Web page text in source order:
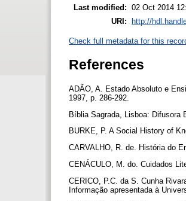
Last modified: 02 Oct 2014
URI:
http://
Check full metadata for this
References
ADÃO, A. Estado Absoluto e
1997, p. 286-292.
Bíblia Sagrada, Lisboa: Difusora
BURKE, P. A Social History of
CARVALHO, R. de. História do
CENÁCULO, M. do. Cuidados
CERICO, P.C. da S. Cunha
Informação apresentada à